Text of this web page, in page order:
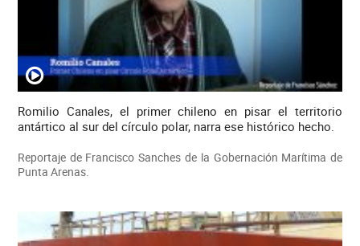
Romilio Canales, el primer chileno en pisar el territorio
antártico al sur del círculo polar, narra ese histórico hecho.
Reportaje de Francisco Sanches de la Gobernación Marítima de
Punta Arenas.